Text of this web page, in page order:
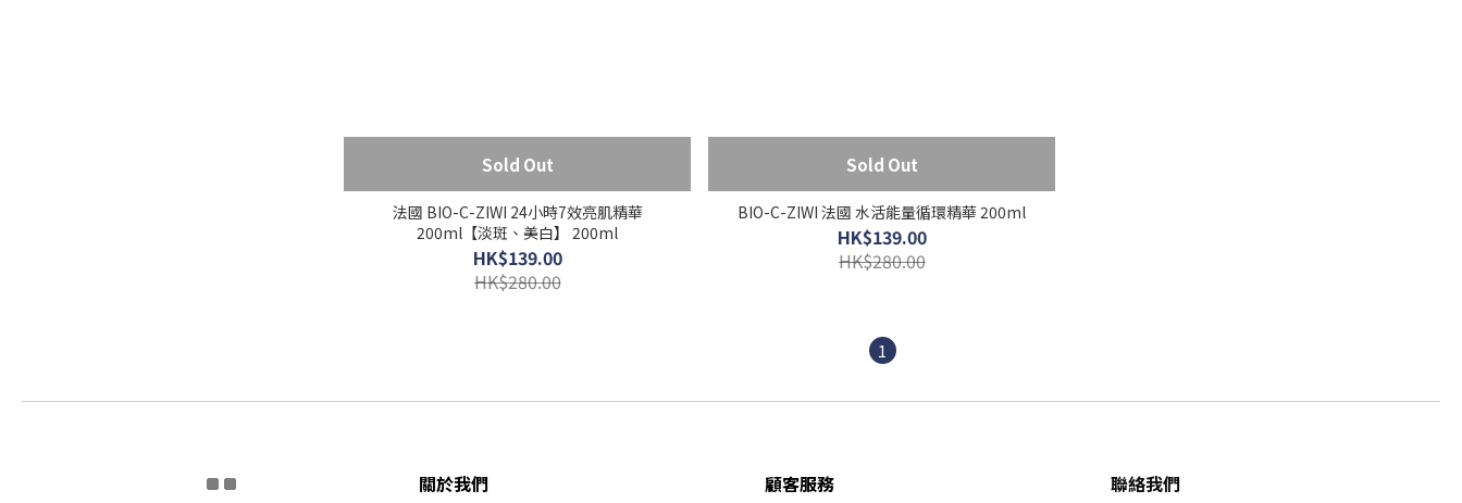
Sold Out
法國 BIO-C-ZIWI 24小時7效亮肌精華
200ml【淡斑、美白】 200ml
HK$139.00
HK$280.00
Sold Out
BIO-C-ZIWI 法國 水活能量循環精華 200ml
HK$139.00
HK$280.00
1
關於我們 顧客服務 聯絡我們